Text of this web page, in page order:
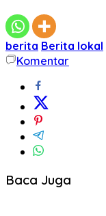
berita Berita lokal
Komentar
Baca Juga